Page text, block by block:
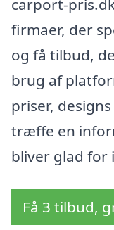
carport-
firmaer, der
og få tilbud,
brug af
priser,
træffe en
bliver glad for
Få 3 tilbud,